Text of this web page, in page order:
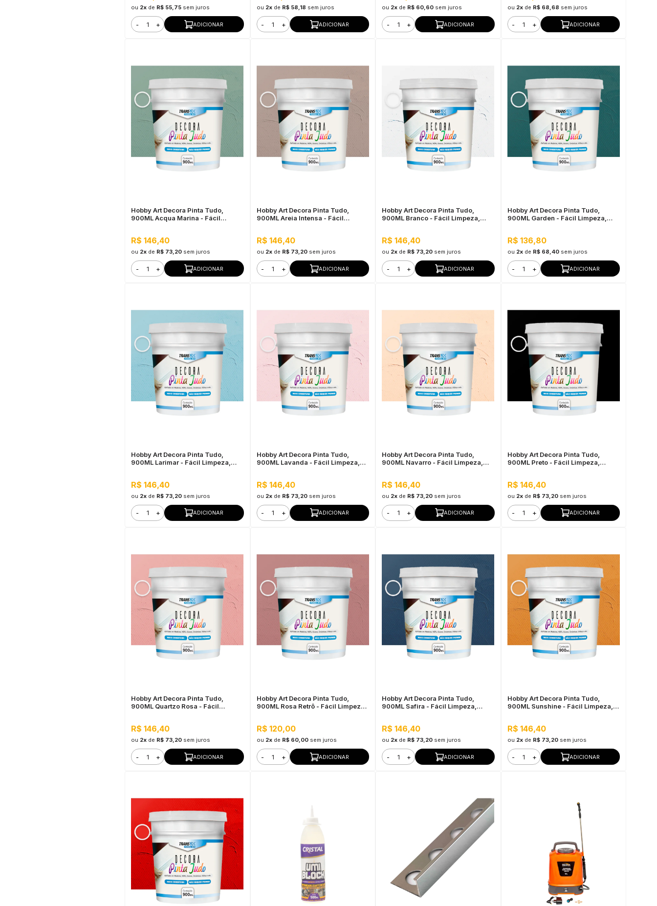
ou 2x de R$ 55,75 sem juros
- + ADICIONAR
ou 2xde R$ 58,18 sem juros
- + ADICIONAR
ou 2x de R$ 60,60 sem juros
- + ADICIONAR
ou 2xde R$ 68,68 sem juros
- + ADICIONAR
Hobby Art Decora Pinta Tudo,
900ML Acqua Marina - Fácil
R$ 146,40
ou 2x de R$ 73,20 sem juros
- + ADICIONAR
Hobby Art Decora Pinta Tudo,
900ML Areia Intensa - Fácil
R$ 146,40
ou 2xde R$ 73,20 sem juros
- + ADICIONAR
Hobby Art Decora Pinta Tudo,
900ML Branco - Fácil Limpeza,
R$ 146,40
ou 2x de R$ 73,20 sem juros
- + ADICIONAR
Hobby Art Decora Pinta Tudo,
900ML Garden - Fácil Limpeza,
R$ 136,80
ou 2xde R$ 68,40 sem juros
- + ADICIONAR
Hobby Art Decora Pinta Tudo,
900ML Larimar - Fácil Limpeza,
R$ 146,40
ou 2x de R$ 73,20 sem juros
- + ADICIONAR
Hobby Art Decora Pinta Tudo,
900ML Lavanda - Fácil Limpeza,
R$ 146,40
ou 2xde R$ 73,20 sem juros
- + ADICIONAR
Hobby Art Decora Pinta Tudo,
900ML Navarro - Fácil Limpeza,
R$ 146,40
ou 2x de R$ 73,20 sem juros
- + ADICIONAR
Hobby Art Decora Pinta Tudo,
900ML Preto - Fácil Limpeza,
R$ 146,40
ou 2xde R$ 73,20 sem juros
- + ADICIONAR
Hobby Art Decora Pinta Tudo,
900ML Quartzo Rosa - Fácil
R$ 146,40
ou 2x de R$ 73,20 sem juros
- + ADICIONAR
Hobby Art Decora Pinta Tudo,
900ML Rosa Retrô - Fácil Limpeza,
R$ 120,00
ou 2xde R$ 60,00 sem juros
- + ADICIONAR
Hobby Art Decora Pinta Tudo,
900ML Safira - Fácil Limpeza,
R$ 146,40
ou 2x de R$ 73,20 sem juros
- + ADICIONAR
Hobby Art Decora Pinta Tudo,
900ML Sunshine - Fácil Limpeza,
R$ 146,40
ou 2xde R$ 73,20 sem juros
- + ADICIONAR